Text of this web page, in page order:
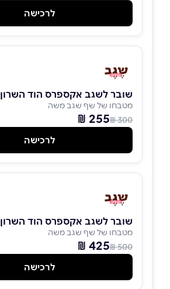
לרכישה
שובר לשגב אקספרס הוד השרון
מטבחו של שף שגב משה
300 ₪
255 ₪
לרכישה
שובר לשגב אקספרס הוד השרון
מטבחו של שף שגב משה
500 ₪
425 ₪
לרכישה